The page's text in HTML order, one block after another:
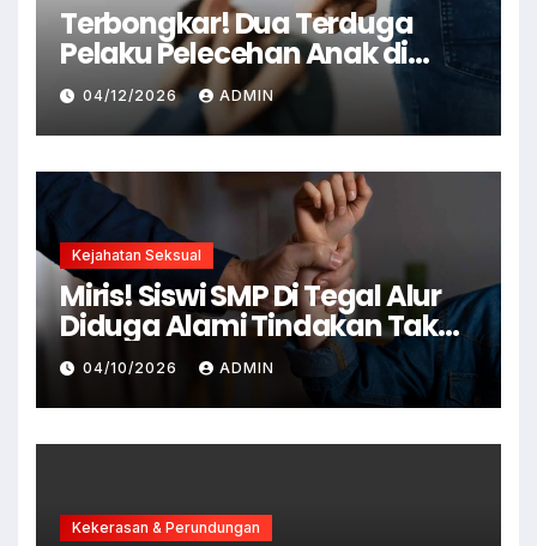
Terbongkar! Dua Terduga
Pelaku Pelecehan Anak di
Cianjur Ditangkap Polisi
04/12/2026 ADMIN
Kejahatan Seksual
Miris! Siswi SMP Di Tegal Alur
Diduga Alami Tindakan Tak
Senonoh Di Sekolah
04/10/2026 ADMIN
Kekerasan & Perundungan